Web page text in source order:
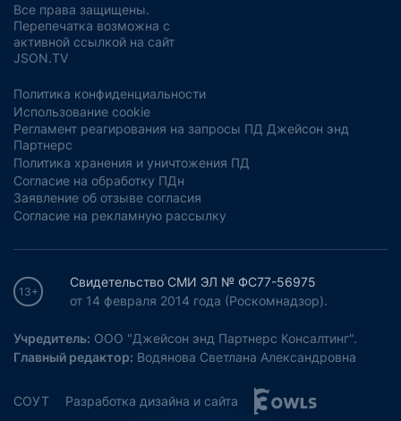
Все права защищены.
Перепечатка возможна с
активной ссылкой на сайт
JSON.TV
Политика конфиденциальности
Использование cookie
Регламент реагирования на запросы ПД Джейсон энд
Партнерс
Политика хранения и уничтожения ПД
Согласие на обработку ПДн
Заявление об отзыве согласия
Согласие на рекламную рассылку
13+
Свидетельство СМИ ЭЛ № ФС77-56975
от 14 февраля 2014 года (Роскомнадзор).
Учредитель: ООО "Джейсон энд Партнерс Консалтинг".
Главный редактор: Водянова Светлана Александровна
СОУТ Разработка дизайна и сайта